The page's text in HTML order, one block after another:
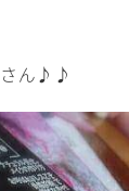
さん♪♪